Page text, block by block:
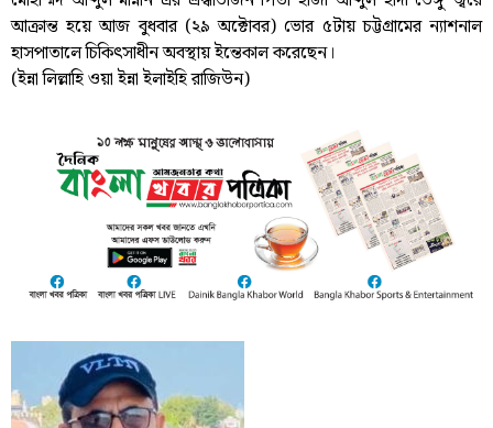
আক্রান্ত হয়ে আজ বুধবার (২৯ অক্টোবর) ভোর ৫টায় চট্টগ্রামের ন্যাশনাল
হাসপাতালে চিকিৎসাধীন অবস্থায় ইন্তেকাল করেছেন।
(ইন্না লিল্লাহি ওয়া ইন্না ইলাইহি রাজিউন)